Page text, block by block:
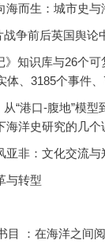
海而生：城市史与
争前后英国舆论
》知识库与26个
体、3185个事件
从“港口-腹地”模
洋史研究的几个
非：文化交流与
与转型
目 ：在海洋之